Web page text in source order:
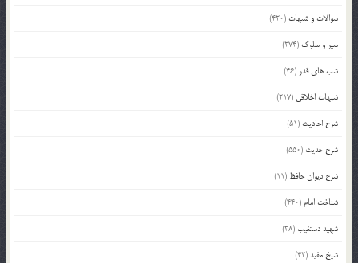
سوالات و شبهات (420)
سیر و سلوک (274)
شب های قدر (46)
شبهات اخلاقی (217)
شرح احادیث (51)
شرح حدیث (550)
شرح دیوان حافظ (11)
شناخت امام (440)
شهید دستغیب(38)
شیخ مفید(42)